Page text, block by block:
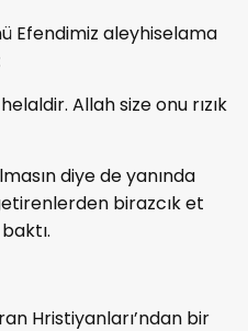
Efendimiz aleyhiselama
Allah size onu rızık
diye de yanında
birazcık et
Hristiyanları’ndan bir